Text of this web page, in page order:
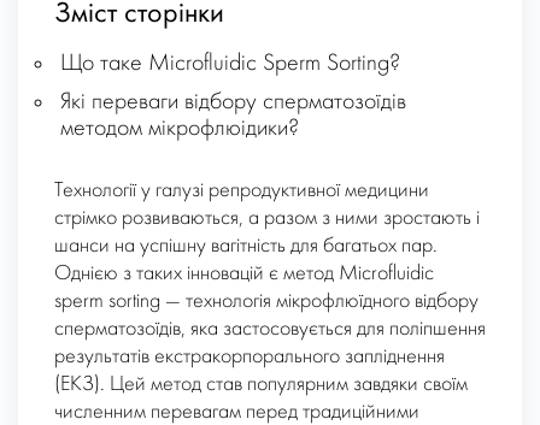
Зміст сторінки
Що таке Microfluidic Sperm Sorting?
Які переваги відбору сперматозоїдів
методом мікрофлюідики?
Технології у галузі репродуктивної медицини
стрімко розвиваються, а разом з ними зростають і
шанси на успішну вагітність для багатьох пар.
Однією з таких інновацій є метод Microfluidic
sperm sorting — технологія мікрофлюїдного відбору
сперматозоїдів, яка застосовується для поліпшення
результатів екстракорпорального запліднення
(ЕКЗ). Цей метод став популярним завдяки своїм
численним перевагам перед традиційними